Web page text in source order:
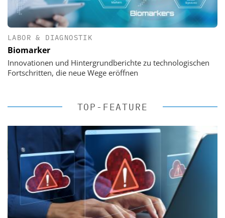
LABOR & DIAGNOSTIK
Biomarker
Innovationen und Hintergrundberichte zu technologischen
Fortschritten, die neue Wege eröffnen
TOP-FEATURE